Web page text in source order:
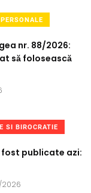
nr. 88/2026:
să folosească
SI BIROCRATIE
publicate azi: